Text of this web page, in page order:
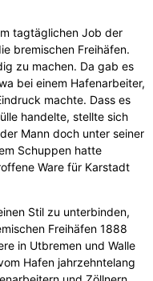
tagtäglichen Job der
bremischen Freihäfen.
zu machen. Da gab es
bei einem Hafenarbeiter,
machte. Dass es
handelte, stellte sich
Mann doch unter seiner
Schuppen hatte
Ware für Karstadt
Stil zu unterbinden,
Freihäfen 1888
in Utbremen und Walle
Hafen jahrzehntelang